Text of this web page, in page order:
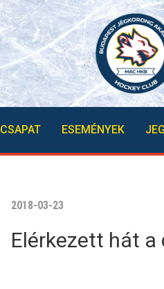
CSAPAT ESEMÉNYEK
2018-03-23
Elérkezett hát a